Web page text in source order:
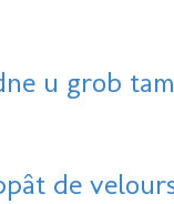
u grob
de